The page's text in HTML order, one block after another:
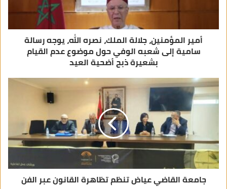
أمير المؤمنين، جلالة الملك، نصره الله، يوجه رسالة
سامية إلى شعبه الوفي حول موضوع عدم القيام
بشعيرة ذبح أضحية العيد
جامعة القاضي عياض تنظم تظاهرة القانون عبر الفن